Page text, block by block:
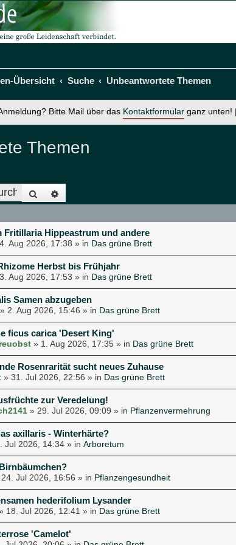
Übersicht Suche Unbeantwortete Themen
Bitte Mail über das Kontaktformular ganz unten! |
Themen
Suche
Fritillaria Hippeastrum und andere
4. Aug 2026, 17:38 » in Das grüne Brett
Herbst bis Frühjahr
3. Aug 2026, 17:53 » in Das grüne Brett
Samen abzugeben
» 2. Aug 2026, 15:46 » in Das grüne Brett
ficus carica 'Desert King'
» 1. Aug 2026, 17:35 » in Das grüne Brett
Rosenrarität sucht neues Zuhause
» 31. Jul 2026, 22:56 » in Das grüne Brett
zur Veredelung!
» 29. Jul 2026, 09:09 » in Pflanzenvermehrung
axillaris - Winterhärte?
Jul 2026, 14:34 » in Arboretum
24. Jul 2026, 16:56 » in Pflanzengesundheit
hederifolium Lysander
18. Jul 2026, 12:41 » in Das grüne Brett
'Camelot'